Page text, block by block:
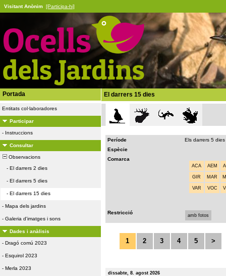
Visitant Anònim [Participa-hi]
Portada
Entitats col·laboradores
Participar
- Instruccions
Consultar
Observacions
- El darrers 2 dies
- El darrers 5 dies
- El darrers 15 dies
- Mapa dels jardins
- Galeria d'imatges i sons
Dades i anàlisis
- Dragó comú 2023
- Esquirol 2023
- Merla 2023
El darrers 15 dies
Període
Els darrers 5 dies
Espècie
Comarca
ACA AEM
GIR MAR
VAR VOC
Restricció amb fotos
1 2 3 4 5 >
dissabte, 8. agost 2026